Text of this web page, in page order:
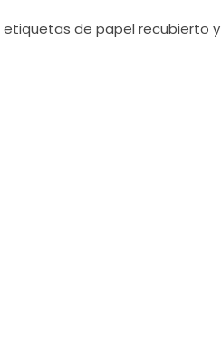
etiquetas de papel recubierto y